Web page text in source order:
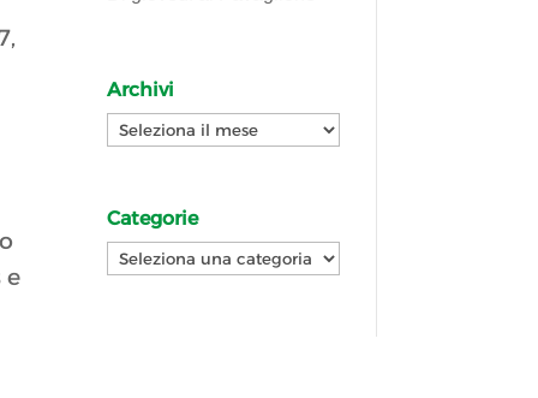
e
Archivi
Archivi
Categorie
Categorie